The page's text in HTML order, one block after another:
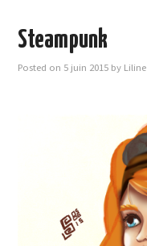
Steampunk
Posted on 5 juin 2015 by Liline